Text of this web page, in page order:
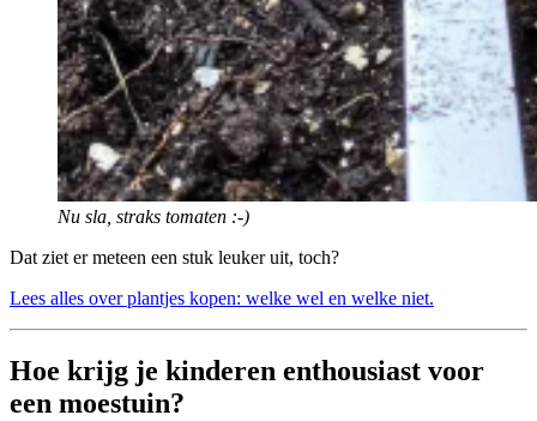
Nu sla, straks tomaten :-)
Dat ziet er meteen een stuk leuker uit, toch?
Lees alles over plantjes kopen: welke wel en welke niet.
Hoe krijg je kinderen enthousiast voor
een moestuin?